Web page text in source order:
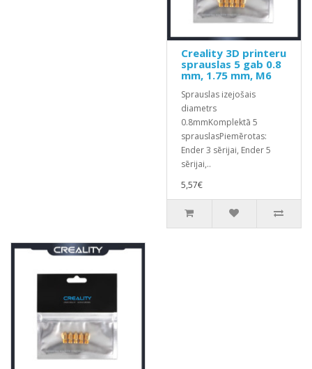
Creality 3D printeru
sprauslas 5 gab 0.8
mm, 1.75 mm, M6
Sprauslas izejošais
diametrs
0.8mmKomplektā 5
sprauslasPiemērotas:
Ender 3 sērijai, Ender 5
sērijai,..
5,57€